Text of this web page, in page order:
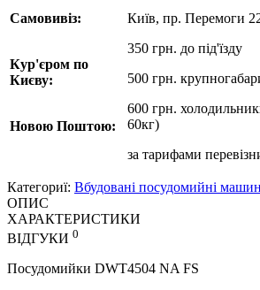
Самовивіз:
Кур'єром по
Києву:
Новою Поштою:
Київ, пр. Перемоги
350 грн. до під'їзду
500 грн.
600 грн.
60кг)
за тарифами
Категориї: Вбудовані посудомийні
ОПИС
ХАРАКТЕРИСТИКИ
ВІДГУКИ 0
Посудомийки DWT4504 NA FS